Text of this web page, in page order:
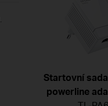
Startovní
powerline